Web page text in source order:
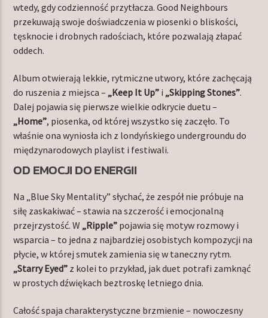
Radio Orbit
wtedy, gdy codzienność przytłacza. Good Neighbours
przekuwają swoje doświadczenia w piosenki o bliskości,
tęsknocie i drobnych radościach, które pozwalają złapać
oddech.
Album otwierają lekkie, rytmiczne utwory, które zachęcają
do ruszenia z miejsca – „Keep It Up” i „Skipping Stones”.
Dalej pojawia się pierwsze wielkie odkrycie duetu –
„Home”, piosenka, od której wszystko się zaczęło. To
właśnie ona wyniosła ich z londyńskiego undergroundu do
międzynarodowych playlist i festiwali.
OD EMOCJI DO ENERGII
Na „Blue Sky Mentality” słychać, że zespół nie próbuje na
siłę zaskakiwać – stawia na szczerość i emocjonalną
przejrzystość. W „Ripple” pojawia się motyw rozmowy i
wsparcia – to jedna z najbardziej osobistych kompozycji na
płycie, w której smutek zamienia się w taneczny rytm.
„Starry Eyed” z kolei to przykład, jak duet potrafi zamknąć
w prostych dźwiękach beztroskę letniego dnia.
Całość spaja charakterystyczne brzmienie – nowoczesny